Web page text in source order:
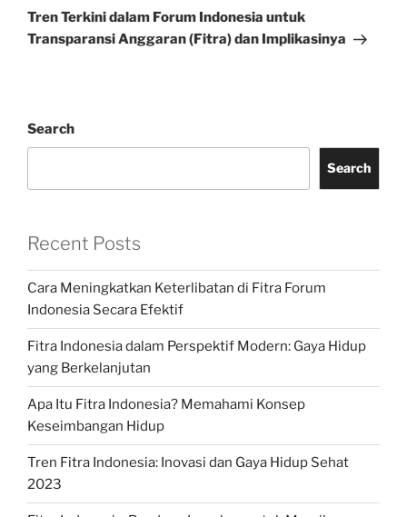
Post
Tren Terkini dalam Forum Indonesia untuk
Transparansi Anggaran (Fitra) dan Implikasinya
Search
Search
Recent Posts
Cara Meningkatkan Keterlibatan di Fitra Forum
Indonesia Secara Efektif
Fitra Indonesia dalam Perspektif Modern: Gaya Hidup
yang Berkelanjutan
Apa Itu Fitra Indonesia? Memahami Konsep
Keseimbangan Hidup
Tren Fitra Indonesia: Inovasi dan Gaya Hidup Sehat
2023